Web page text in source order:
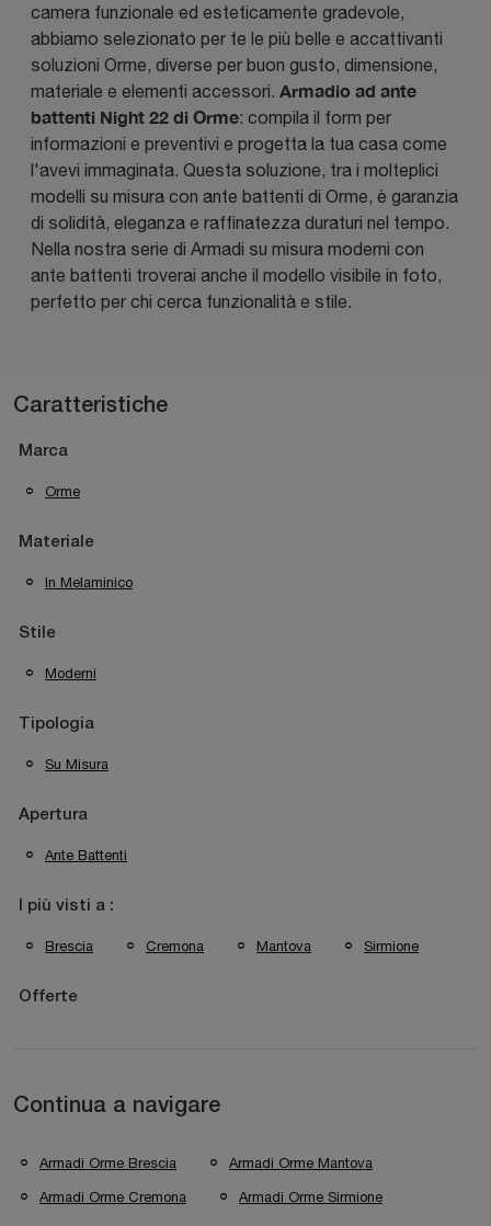
camera funzionale ed esteticamente gradevole,
abbiamo selezionato per te le più belle e accattivanti
soluzioni Orme, diverse per buon gusto, dimensione,
materiale e elementi accessori. Armadio ad ante
battenti Night 22 di Orme: compila il form per
informazioni e preventivi e progetta la tua casa come
l'avevi immaginata. Questa soluzione, tra i molteplici
modelli su misura con ante battenti di Orme, è garanzia
di solidità, eleganza e raffinatezza duraturi nel tempo.
Nella nostra serie di Armadi su misura moderni con
ante battenti troverai anche il modello visibile in foto,
perfetto per chi cerca funzionalità e stile.
Caratteristiche
Marca
Orme
Materiale
In Melaminico
Stile
Moderni
Tipologia
Su Misura
Apertura
Ante Battenti
I più visti a :
Brescia Cremona Mantova Sirmione
Offerte
Continua a navigare
Armadi Orme Brescia Armadi Orme Mantova
Armadi Orme Cremona Armadi Orme Sirmione